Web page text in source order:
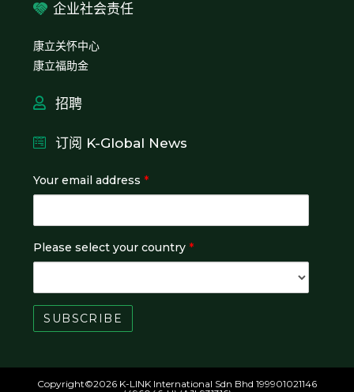
企业社会责任
康立关怀中心
康立福助金
招聘
订阅 K-Global News
Your email address*
Please select your country*
Copyright©2026 K-LINK International Sdn Bhd 199901021146